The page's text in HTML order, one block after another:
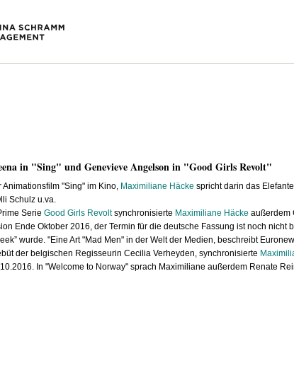
in "Sing" und Genevieve Angelson in "Good Girls Revolt"
"Sing" im Kino, Maximiliane Häcke spricht darin das
Schulz u.va.
Serie Good Girls Revoltsynchronisierte Maximiliane Häcke außerdem
Ende Oktober 2016, der Termin für die deutsche Fassung ist noch
wurde. "Eine Art "Mad Men" in der Welt der Medien, beschreibt
der belgischen Regisseurin Cecilia Verheyden, synchronisierte
In "Welcome to Norway" sprach Maximiliane außerdem Renate